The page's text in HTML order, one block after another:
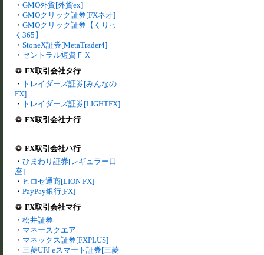
・ GMO外貨[外貨ex]
・ GMOクリック証券[FXネオ]
・ GMOクリック証券【くりっ
く365】
・ StoneX証券[MetaTrader4]
・ セントラル短資ＦＸ
FX取引会社タ行
・ トレイダーズ証券[みんなの
FX]
・ トレイダーズ証券[LIGHTFX]
FX取引会社ナ行
-
FX取引会社ハ行
・ ひまわり証券[レギュラー口
座]
・ ヒロセ通商[LION FX]
・ PayPay銀行[FX]
FX取引会社マ行
・ 松井証券
・ マネースクエア
・ マネックス証券[FXPLUS]
・ 三菱UFJ eスマート証券[三菱